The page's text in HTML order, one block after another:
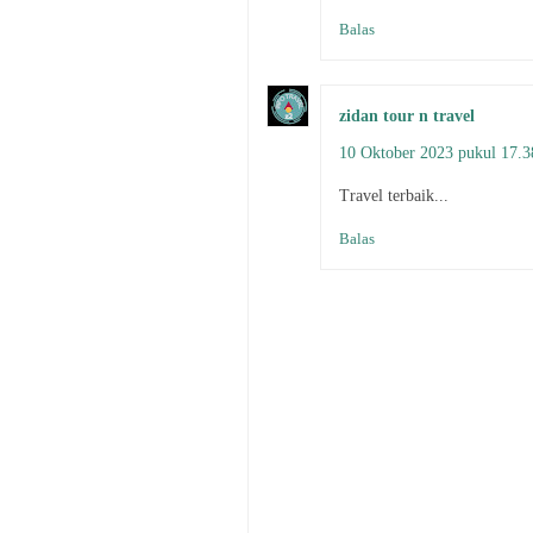
Balas
zidan tour n travel
10 Oktober 2023 pukul
Travel terbaik...
Balas